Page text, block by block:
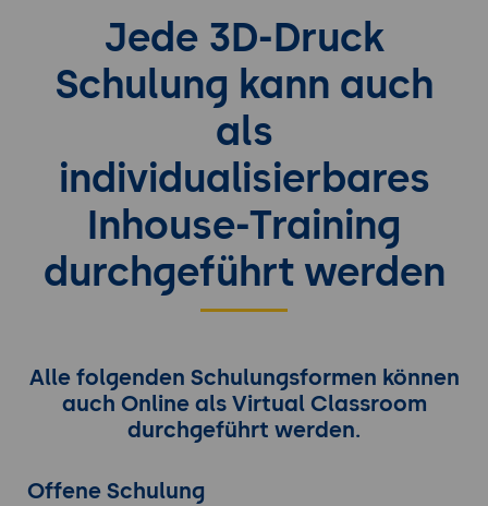
Jede 3D-Druck
Schulung kann auch
als
individualisierbares
Inhouse-Training
durchgeführt werden
Alle folgenden Schulungsformen können
auch Online als Virtual Classroom
durchgeführt werden.
Offene Schulung